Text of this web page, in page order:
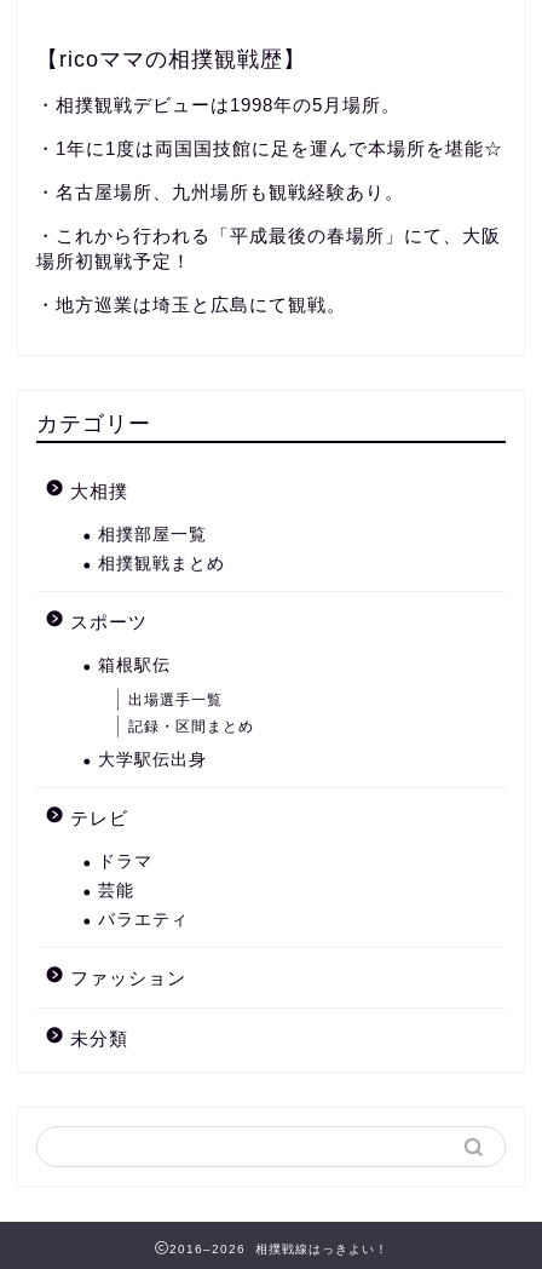
【ricoママの相撲観戦歴】
・相撲観戦デビューは1998年の5月場所。
・1年に1度は両国国技館に足を運んで本場所を堪能☆
・名古屋場所、九州場所も観戦経験あり。
・これから行われる「平成最後の春場所」にて、大阪
場所初観戦予定！
・地方巡業は埼玉と広島にて観戦。
カテゴリー
大相撲
相撲部屋一覧
相撲観戦まとめ
スポーツ
箱根駅伝
出場選手一覧
記録・区間まとめ
大学駅伝出身
テレビ
ドラマ
芸能
バラエティ
ファッション
未分類
2016–2026 相撲戦線はっきよい！